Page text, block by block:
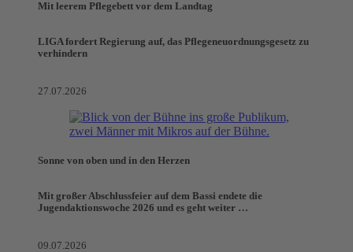
Mit leerem Pflegebett vor dem Landtag
LIGA fordert Regierung auf, das Pflegeneuordnungsgesetz zu
verhindern
27.07.2026
Sonne von oben und in den Herzen
Mit großer Abschlussfeier auf dem Bassi endete die
Jugendaktionswoche 2026 und es geht weiter …
09.07.2026